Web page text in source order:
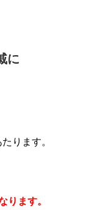
に
ります。
ります。